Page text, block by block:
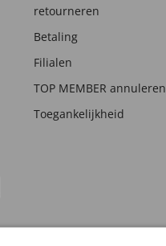
retourneren
Betaling
Filialen
TOP MEMBER annuleren
Toegankelijkheid